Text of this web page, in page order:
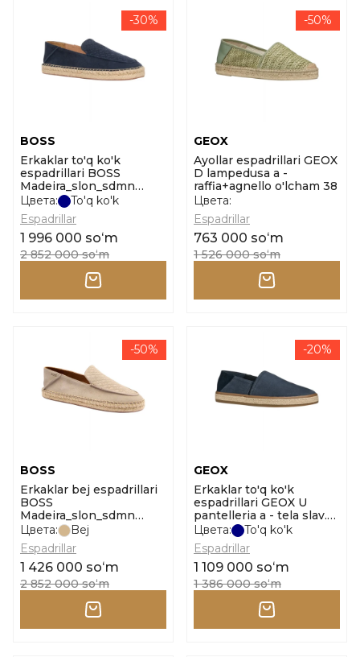
-30%
BOSS
Erkaklar to'q ko'k
espadrillari BOSS
Madeira_slon_sdmn
10260400 01 o'lcham 41
Цвета:
To'q ko'k
Espadrillar
1 996 000 soʻm
2 852 000 soʻm
-50%
GEOX
Ayollar espadrillari GEOX
D lampedusa a -
raffia+agnello o'lcham 38
Цвета:
Espadrillar
763 000 soʻm
1 526 000 soʻm
-50%
BOSS
Erkaklar bej espadrillari
BOSS
Madeira_slon_sdmn
10260400 01 o'lcham 44
Цвета:
Bej
Espadrillar
1 426 000 soʻm
2 852 000 soʻm
-20%
GEOX
Erkaklar to'q ko'k
espadrillari GEOX U
pantelleria a - tela slav.
o'lcham 40
Цвета:
To'q ko'k
Espadrillar
1 109 000 soʻm
1 386 000 soʻm